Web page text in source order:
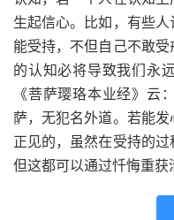
生起信心。比如，有些
能受持，不但自己不敢
的认知必将导致我们永
《菩萨璎珞本业经》云
萨，无犯名外道。若能
正见的，虽然在受持的过
但这都可以通过忏悔重获